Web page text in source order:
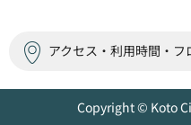
アクセス・利用時間・フ
Copyright © Koto